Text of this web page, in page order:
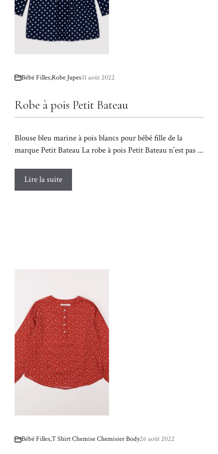
Bébé Filles,Robe Jupes31 août 2022
Robe à pois Petit Bateau
Blouse bleu marine à pois blancs pour bébé fille de la
marque Petit Bateau La robe à pois Petit Bateau n’est pas ...
Lire la suite
Bébé Filles,T Shirt Chemise Chemisier Body26 août 2022